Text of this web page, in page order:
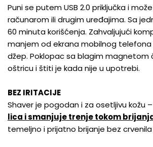
Puni se putem USB 2.0 priključka i
računarom ili drugim uređajima. Sa
60 minuta korišćenja. Zahvaljujući
manjem od ekrana mobilnog
džep. Poklopac sa blagim magnetom
oštricu i štiti je kada nije u upotrebi.
BEZ IRITACIJE
Shaver je pogodan i za osetljivu kožu –
lica i smanjuje trenje tokom
temeljno i prijatno brijanje bez crvenila